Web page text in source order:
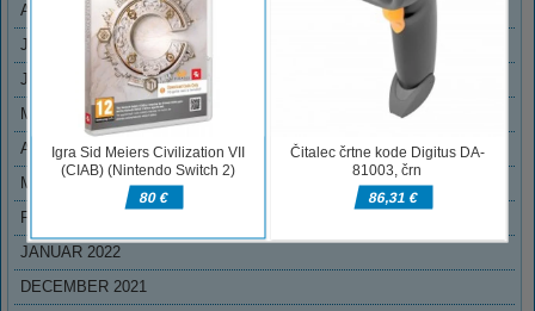
AVGUST 2022
JULIJ 2022
JUNIJ 2022
MAJ 2022
APRIL 2022
MAREC 2022
FEBRUAR 2022
JANUAR 2022
DECEMBER 2021